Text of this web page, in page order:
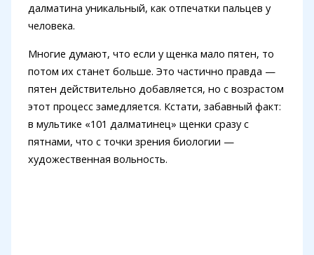
далматина уникальный, как отпечатки пальцев у
человека.
Многие думают, что если у щенка мало пятен, то
потом их станет больше. Это частично правда —
пятен действительно добавляется, но с возрастом
этот процесс замедляется. Кстати, забавный факт:
в мультике «101 далматинец» щенки сразу с
пятнами, что с точки зрения биологии —
художественная вольность.